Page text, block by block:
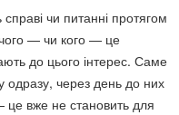
чи питанні протягом
чого — чи кого — це
до цього інтерес. Саме
через день до них
вже не становить для